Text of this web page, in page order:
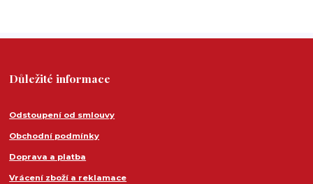
Důležité informace
Odstoupení od smlouvy
Obchodní podmínky
Doprava a platba
Vrácení zboží a reklamace